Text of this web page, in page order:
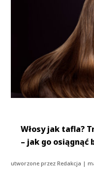
Włosy jak tafla?
– jak go osiągnąć
utworzone przezRedakcja |